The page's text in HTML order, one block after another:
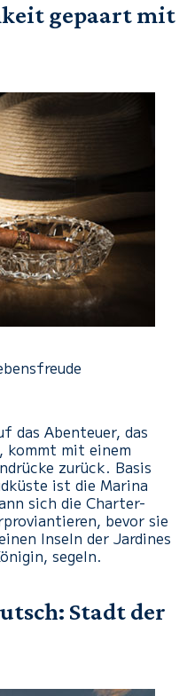
gepaart mit
das Abenteuer, das
kommt mit einem
zurück. Basis
ist die Marina
sich die Charter-
bevor sie
Inseln der Jardines
segeln.
Stadt der